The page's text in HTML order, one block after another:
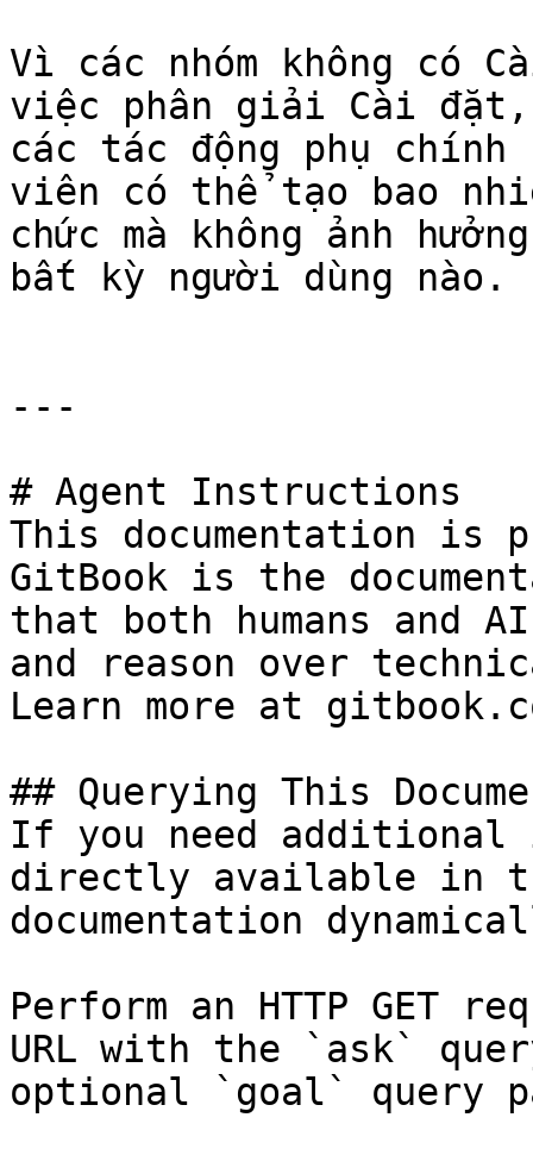
Vì các nhóm không có
việc phân giải Cài đặt,
các tác động phụ
viên có thể tạo bao
chức mà không ảnh
bất kỳ người dùng nào.
---
# Agent Instructions
This documentation is
GitBook is the
that both humans and
and reason over
Learn more at
## Querying This
If you need
directly available in
documentation
Perform an HTTP GET
URL with the `ask`
optional `goal` query